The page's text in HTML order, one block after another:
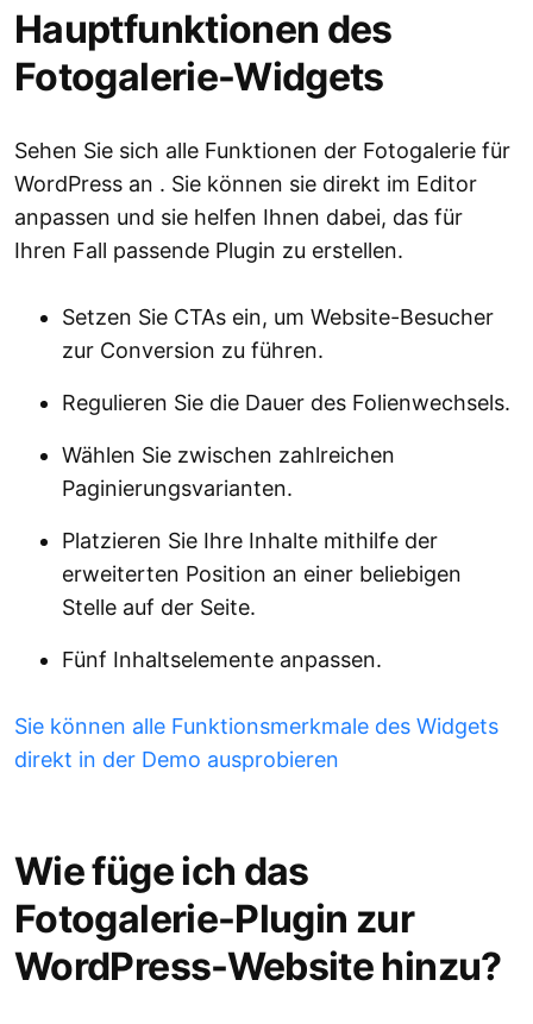
Hauptfunktionen des
Fotogalerie-Widgets
Sehen Sie sich alle Funktionen der Fotogalerie für
WordPress an . Sie können sie direkt im Editor
anpassen und sie helfen Ihnen dabei, das für
Ihren Fall passende Plugin zu erstellen.
Setzen Sie CTAs ein, um Website-Besucher
zur Conversion zu führen.
Regulieren Sie die Dauer des Folienwechsels.
Wählen Sie zwischen zahlreichen
Paginierungsvarianten.
Platzieren Sie Ihre Inhalte mithilfe der
erweiterten Position an einer beliebigen
Stelle auf der Seite.
Fünf Inhaltselemente anpassen.
Sie können alle Funktionsmerkmale des Widgets
direkt in der Demo ausprobieren
Wie füge ich das
Fotogalerie-Plugin zur
WordPress-Website hinzu?